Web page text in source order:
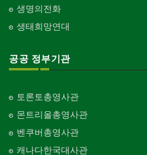
생명의전화
생태희망연대
공공 정부기관
토론토총영사관
몬트리올총영사관
벤쿠버총영사관
캐나다한국대사관